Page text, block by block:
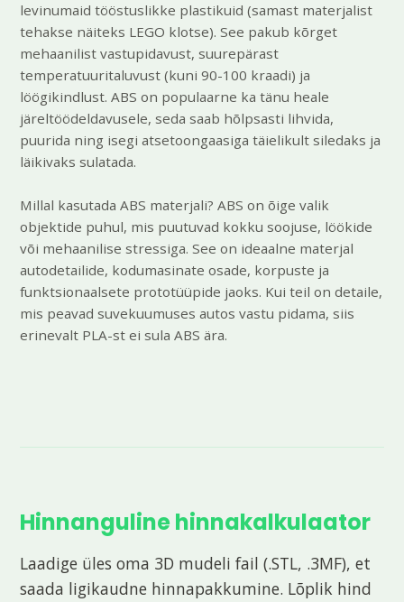
levinumaid tööstuslikke plastikuid (samast materjalist
tehakse näiteks LEGO klotse). See pakub kõrget
mehaanilist vastupidavust, suurepärast
temperatuuritaluvust (kuni 90-100 kraadi) ja
löögikindlust. ABS on populaarne ka tänu heale
järeltöödeldavusele, seda saab hõlpsasti lihvida,
puurida ning isegi atsetoongaasiga täielikult siledaks ja
läikivaks sulatada.
Millal kasutada ABS materjali? ABS on õige valik
objektide puhul, mis puutuvad kokku soojuse, löökide
või mehaanilise stressiga. See on ideaalne materjal
autodetailide, kodumasinate osade, korpuste ja
funktsionaalsete prototüüpide jaoks. Kui teil on detaile,
mis peavad suvekuumuses autos vastu pidama, siis
erinevalt PLA-st ei sula ABS ära.
Hinnanguline hinnakalkulaator
Laadige üles oma 3D mudeli fail (.STL, .3MF), et
saada ligikaudne hinnapakkumine. Lõplik hind